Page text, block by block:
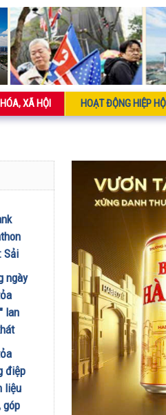
XÃ HỘI HOẠT ĐỘNG HIỆP HỘI
Sải
qua
trị
ngày
lan
ma
điệp
liệu
góp